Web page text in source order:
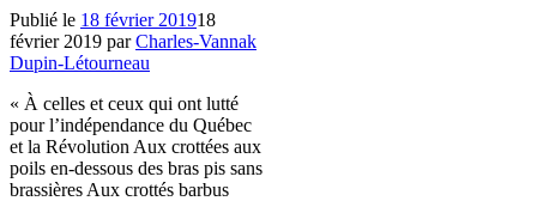
Publié le 18 février 201918
février 2019 parCharles-Vannak
Dupin-Létourneau
« À celles et ceux qui ont lutté
pour l’indépendance du Québec
et la Révolution Aux crottées aux
poils en-dessous des bras pis sans
brassières Aux crottés barbus